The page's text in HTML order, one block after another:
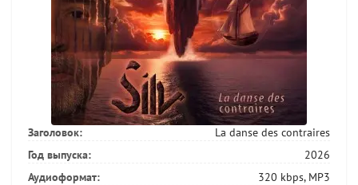
Заголовок:
La danse des contraires
Год выпуска:
2026
Аудиоформат:
320 kbps, MP3